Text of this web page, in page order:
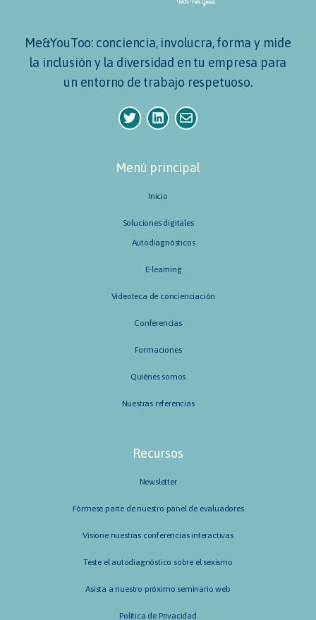
Me&YouToo: conciencia, involucra, forma y mide
la inclusión y la diversidad en tu empresa para
un entorno de trabajo respetuoso.
Menú principal
Inicio
Soluciones digitales
Autodiagnósticos
E-learning
Videoteca de concienciación
Conferencias
Formaciones
Quiénes somos
Nuestras referencias
Recursos
Newsletter
Fórmese parte de nuestro panel de evaluadores
Visione nuestras conferencias interactivas
Teste el autodiagnóstico sobre el sexismo
Asista a nuestro próximo seminario web
Política de Privacidad